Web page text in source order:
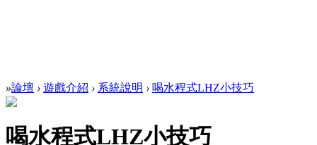
»論壇 › 遊戲介紹 › 系統說明 › 喝水程式LHZ小技巧
喝水程式LHZ小技巧